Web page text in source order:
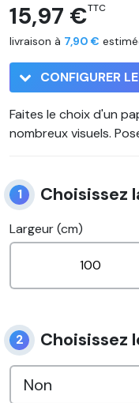
15,97 €TTC
livraison à 7,90 €
CONFIGURER
Faites le choix d'un
nombreux visuels.
1 Choisissez
Largeur (cm)
2 Choisissez